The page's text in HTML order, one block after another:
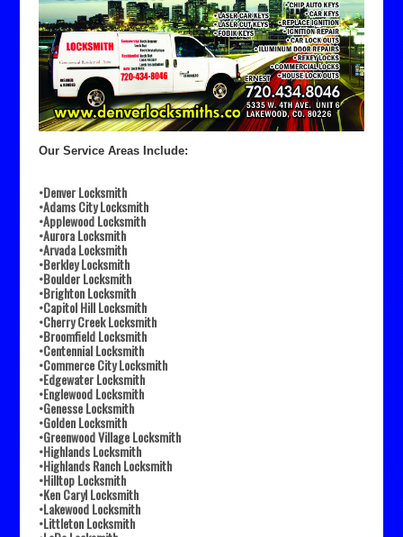
Our Service Areas Include:
•Denver Locksmith
•Adams City Locksmith
•Applewood Locksmith
•Aurora Locksmith
•Arvada Locksmith
•Berkley Locksmith
•Boulder Locksmith
•Brighton Locksmith
•Capitol Hill Locksmith
•Cherry Creek Locksmith
•Broomfield Locksmith
•Centennial Locksmith
•Commerce City Locksmith
•Edgewater Locksmith
•Englewood Locksmith
•Genesse Locksmith
•Golden Locksmith
•Greenwood Village Locksmith
•Highlands Locksmith
•Highlands Ranch Locksmith
•Hilltop Locksmith
•Ken Caryl Locksmith
•Lakewood Locksmith
•Littleton Locksmith